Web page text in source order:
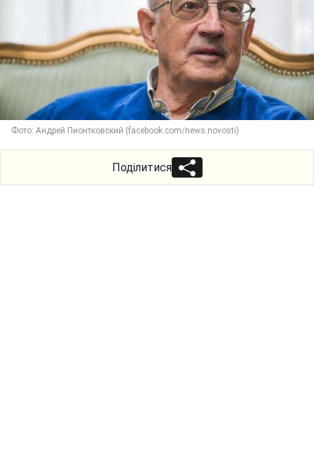
Фото: Андрей Пионтковский (facebook.com/news.novosti)
Поділитися